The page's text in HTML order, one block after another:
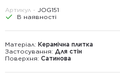
Артикул - JOG151
В наявності
Матеріал: Керамічна плитка
Застосування: Для стін
Поверхня: Сатинова